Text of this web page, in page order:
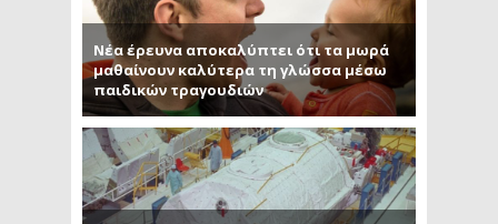
Νέα έρευνα αποκαλύπτει ότι τα μωρά
μαθαίνουν καλύτερα τη γλώσσα μέσω
παιδικών τραγουδιών